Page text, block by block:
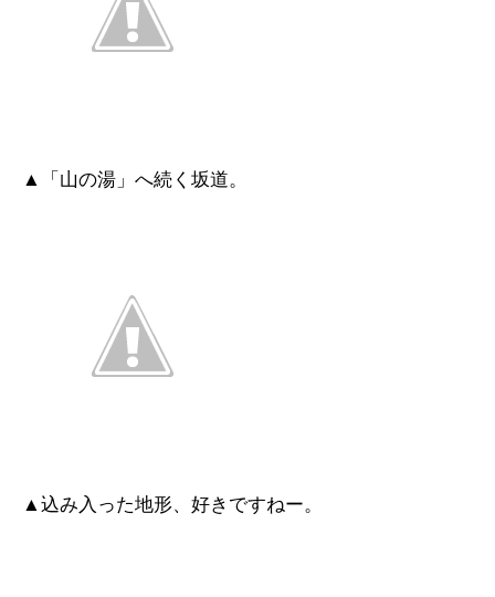
▲「山の湯」へ続く坂道。
▲込み入った地形、好きですねー。